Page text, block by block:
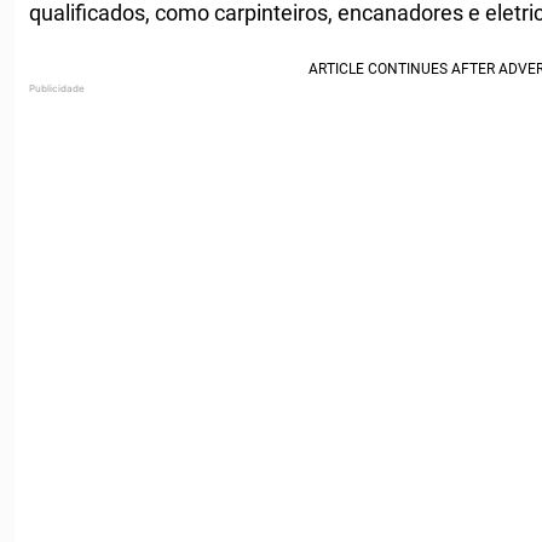
qualificados, como carpinteiros, encanadores e